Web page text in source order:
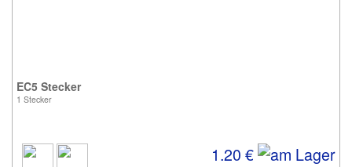
EC5 Stecker
1 Stecker
1.20 €